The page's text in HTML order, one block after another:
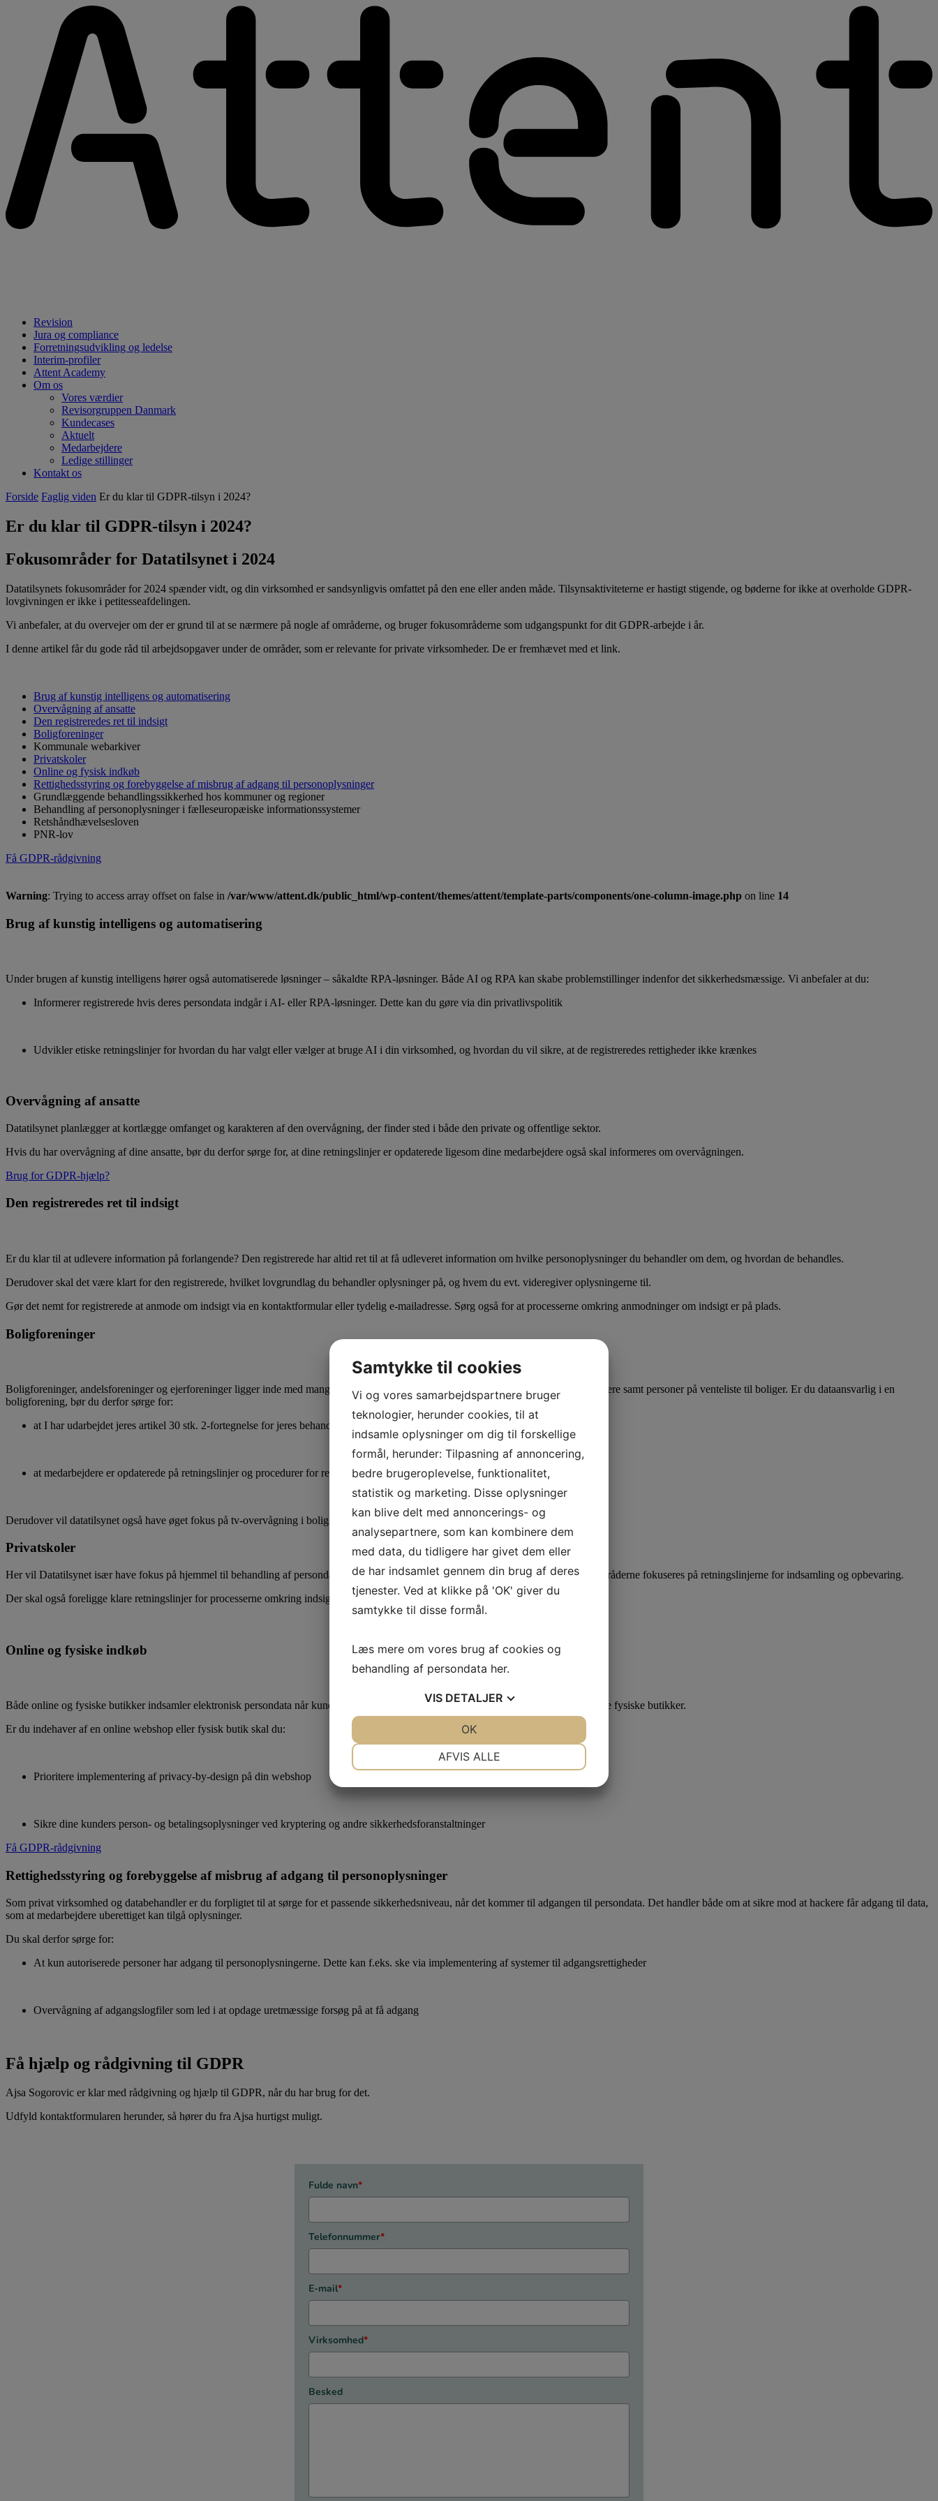
Revision
Jura og compliance
Forretningsudvikling og ledelse
Interim-profiler
Attent Academy
Om os
Vores værdier
Revisorgruppen Danmark
Kundecases
Aktuelt
Medarbejdere
Ledige stillinger
Kontakt os
Forside Faglig viden Er du klar til GDPR-tilsyn i 2024?
Er du klar til GDPR-tilsyn i 2024?
Fokusområder for Datatilsynet i 2024
Datatilsynets fokusområder for 2024 spænder vidt, og din virksomhed er sandsynligvis omfattet på den ene eller anden måde. Tilsynsaktiviteterne er hastigt stigende, og bøderne for ikke at overholde GDPR-
lovgivningen er ikke i petitesseafdelingen.
Vi anbefaler, at du overvejer om der er grund til at se nærmere på nogle af områderne, og bruger fokusområderne som udgangspunkt for dit GDPR-arbejde i år.
I denne artikel får du gode råd til arbejdsopgaver under de områder, som er relevante for private virksomheder. De er fremhævet med et link.
Brug af kunstig intelligens og automatisering
Overvågning af ansatte
Den registreredes ret til indsigt
Boligforeninger
Kommunale webarkiver
Privatskoler
Online og fysisk indkøb
Rettighedsstyring og forebyggelse af misbrug af adgang til personoplysninger
Grundlæggende behandlingssikkerhed hos kommuner og regioner
Behandling af personoplysninger i fælleseuropæiske informationssystemer
Retshåndhævelsesloven
PNR-lov
Få GDPR-rådgivning
Warning: Trying to access array offset on false in /var/www/attent.dk/public_html/wp-content/themes/attent/template-parts/components/one-column-image.php on line 14
Brug af kunstig intelligens og automatisering
Under brugen af kunstig intelligens hører også automatiserede løsninger – såkaldte RPA-løsninger. Både AI og RPA kan skabe problemstillinger indenfor det sikkerhedsmæssige. Vi anbefaler at du:
Informerer registrerede hvis deres persondata indgår i AI- eller RPA-løsninger. Dette kan du gøre via din privatlivspolitik
Udvikler etiske retningslinjer for hvordan du har valgt eller vælger at bruge AI i din virksomhed, og hvordan du vil sikre, at de registreredes rettigheder ikke krænkes
Overvågning af ansatte
Datatilsynet planlægger at kortlægge omfanget og karakteren af den overvågning, der finder sted i både den private og offentlige sektor.
Hvis du har overvågning af dine ansatte, bør du derfor sørge for, at dine retningslinjer er opdaterede ligesom dine medarbejdere også skal informeres om overvågningen.
Brug for GDPR-hjælp?
Den registreredes ret til indsigt
Er du klar til at udlevere information på forlangende? Den registrerede har altid ret til at få udleveret information om hvilke personoplysninger du behandler om dem, og hvordan de behandles.
Derudover skal det være klart for den registrerede, hvilket lovgrundlag du behandler oplysninger på, og hvem du evt. videregiver oplysningerne til.
Gør det nemt for registrerede at anmode om indsigt via en kontaktformular eller tydelig e-mailadresse. Sørg også for at processerne omkring anmodninger om indsigt er på plads.
Boligforeninger
Boligforeninger, andelsforeninger og ejerforeninger ligger inde med mange personoplysninger om både nuværende og forhenværende lejere samt personer på venteliste til boliger. Er du dataansvarlig i en
boligforening, bør du derfor sørge for:
at I har udarbejdet jeres artikel 30 stk. 2-fortegnelse for jeres behandlingsaktiviteter
at medarbejdere er opdaterede på retningslinjer og procedurer for registreredes ret til indsigt og sletning
Derudover vil datatilsynet også have øget fokus på tv-overvågning i bolig-, andels- og ejerforeninger.
Privatskoler
Her vil Datatilsynet især have fokus på hjemmel til behandling af persondata samt indsigts- og sletningsanmodninger. Her skal arbejdsområderne fokuseres på retningslinjerne for indsamling og opbevaring.
Der skal også foreligge klare retningslinjer for processerne omkring indsigts- og sletningsanmodninger.
Online og fysiske indkøb
Både online og fysiske butikker indsamler elektronisk persondata når kunder bestiller og betaler online eller bruger scan-og-betal apps i de fysiske butikker.
Er du indehaver af en online webshop eller fysisk butik skal du:
Prioritere implementering af privacy-by-design på din webshop
Sikre dine kunders person- og betalingsoplysninger ved kryptering og andre sikkerhedsforanstaltninger
Få GDPR-rådgivning
Rettighedsstyring og forebyggelse af misbrug af adgang til personoplysninger
Som privat virksomhed og databehandler er du forpligtet til at sørge for et passende sikkerhedsniveau, når det kommer til adgangen til persondata. Det handler både om at sikre mod at hackere får adgang til data,
som at medarbejdere uberettiget kan tilgå oplysninger.
Du skal derfor sørge for:
At kun autoriserede personer har adgang til personoplysningerne. Dette kan f.eks. ske via implementering af systemer til adgangsrettigheder
Overvågning af adgangslogfiler som led i at opdage uretmæssige forsøg på at få adgang
Få hjælp og rådgivning til GDPR
Ajsa Sogorovic er klar med rådgivning og hjælp til GDPR, når du har brug for det.
Udfyld kontaktformularen herunder, så hører du fra Ajsa hurtigst muligt.
Fulde navn*
Telefonnummer*
E-mail*
Virksomhed*
Besked
Samtykke til cookies
Vi og vores samarbejdspartnere bruger
teknologier, herunder cookies, til at
indsamle oplysninger om dig til forskellige
formål, herunder: Tilpasning af annoncering,
bedre brugeroplevelse, funktionalitet,
statistik og marketing. Disse oplysninger
kan blive delt med annoncerings- og
analysepartnere, som kan kombinere dem
med data, du tidligere har givet dem eller
de har indsamlet gennem din brug af deres
tjenester. Ved at klikke på 'OK' giver du
samtykke til disse formål.
Læs mere om vores brug af cookies og
behandling af persondata her.
VIS DETALJER
AFVIS ALLE
OK